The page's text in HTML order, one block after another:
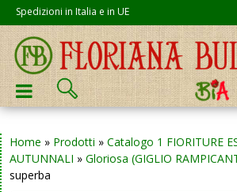
Skip
to
content
Spedizioni in Italia e in UE
PRIMARY MENU
Home » Prodotti » Catalogo 1 FIORITURE
AUTUNNALI » Gloriosa (GIGLIO
superba